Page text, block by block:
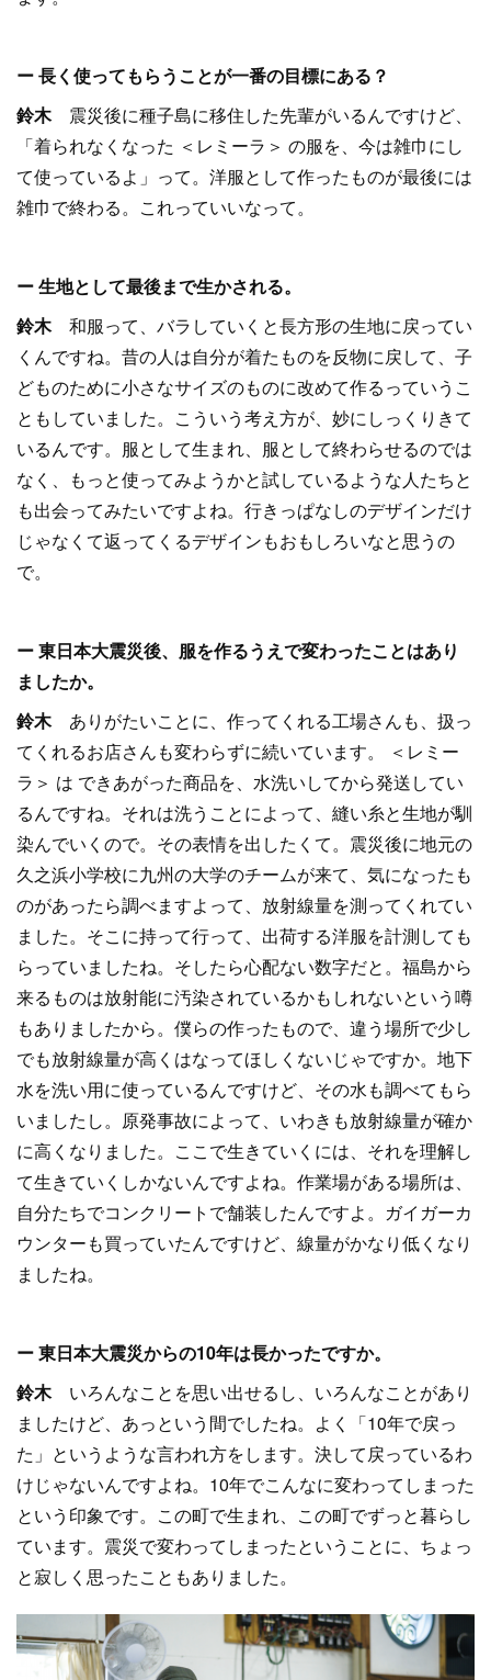
ー 長く使ってもらうことが一番の目標にある？
鈴木 震災後に種子島に移住した先輩がいるんですけど、
「着られなくなった ＜レミーラ＞ の服を、今は雑巾にし
て使っているよ」って。洋服として作ったものが最後には
雑巾で終わる。これっていいなって。
ー 生地として最後まで生かされる。
鈴木 和服って、バラしていくと長方形の生地に戻ってい
くんですね。昔の人は自分が着たものを反物に戻して、子
どものために小さなサイズのものに改めて作るっていうこ
ともしていました。こういう考え方が、妙にしっくりきて
いるんです。服として生まれ、服として終わらせるのでは
なく、もっと使ってみようかと試しているような人たちと
も出会ってみたいですよね。行きっぱなしのデザインだけ
じゃなくて返ってくるデザインもおもしろいなと思うの
で。
ー 東日本大震災後、服を作るうえで変わったことはあり
ましたか。
鈴木 ありがたいことに、作ってくれる工場さんも、扱っ
てくれるお店さんも変わらずに続いています。 ＜レミー
ラ＞ は できあがった商品を、水洗いしてから発送してい
るんですね。それは洗うことによって、縫い糸と生地が馴
染んでいくので。その表情を出したくて。震災後に地元の
久之浜小学校に九州の大学のチームが来て、気になったも
のがあったら調べますよって、放射線量を測ってくれてい
ました。そこに持って行って、出荷する洋服を計測しても
らっていましたね。そしたら心配ない数字だと。福島から
来るものは放射能に汚染されているかもしれないという噂
もありましたから。僕らの作ったもので、違う場所で少し
でも放射線量が高くはなってほしくないじゃですか。地下
水を洗い用に使っているんですけど、その水も調べてもら
いましたし。原発事故によって、いわきも放射線量が確か
に高くなりました。ここで生きていくには、それを理解し
て生きていくしかないんですよね。作業場がある場所は、
自分たちでコンクリートで舗装したんですよ。ガイガーカ
ウンターも買っていたんですけど、線量がかなり低くなり
ましたね。
ー 東日本大震災からの10年は長かったですか。
鈴木 いろんなことを思い出せるし、いろんなことがあり
ましたけど、あっという間でしたね。よく「10年で戻っ
た」というような言われ方をします。決して戻っているわ
けじゃないんですよね。10年でこんなに変わってしまった
という印象です。この町で生まれ、この町でずっと暮らし
ています。震災で変わってしまったということに、ちょっ
と寂しく思ったこともありました。